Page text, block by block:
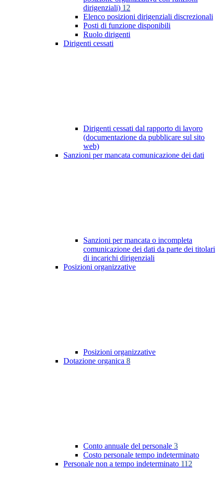
dirigenziali) 12
Elenco posizioni dirigenziali discrezionali
Posti di funzione disponibili
Ruolo dirigenti
Dirigenti cessati
Dirigenti cessati dal rapporto di lavoro
(documentazione da pubblicare sul sito
web)
Sanzioni per mancata comunicazione dei dati
Sanzioni per mancata o incompleta
comunicazione dei dati da parte dei titolari
di incarichi dirigenziali
Posizioni organizzative
Posizioni organizzative
Dotazione organica 8
Conto annuale del personale 3
Costo personale tempo indeterminato
Personale non a tempo indeterminato 112